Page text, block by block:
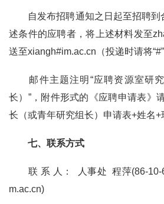
自发布招聘通知之日起至招聘
述条件的应聘者，将上述材料发至
送至xiangh#im.ac.cn （投递时请将“#
邮件主题注明“应聘资源室研
长）”，附件形式的《应聘申请表》
长（或青年研究组长）申请表+姓名+
七、联系方式
联 系 人： 人事处 程萍(86-
m.ac.cn)